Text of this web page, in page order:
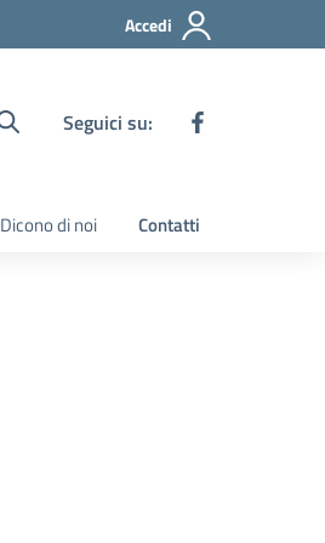
Accedi
Seguici su:
Dicono di noi Contatti